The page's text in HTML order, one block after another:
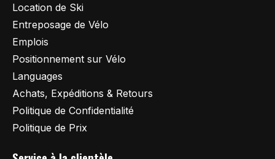
Location de Ski
Entreposage de Vélo
Emplois
Positionnement sur Vélo
Languages
Achats, Expéditions & Retours
Politique de Confidentialité
Politique de Prix